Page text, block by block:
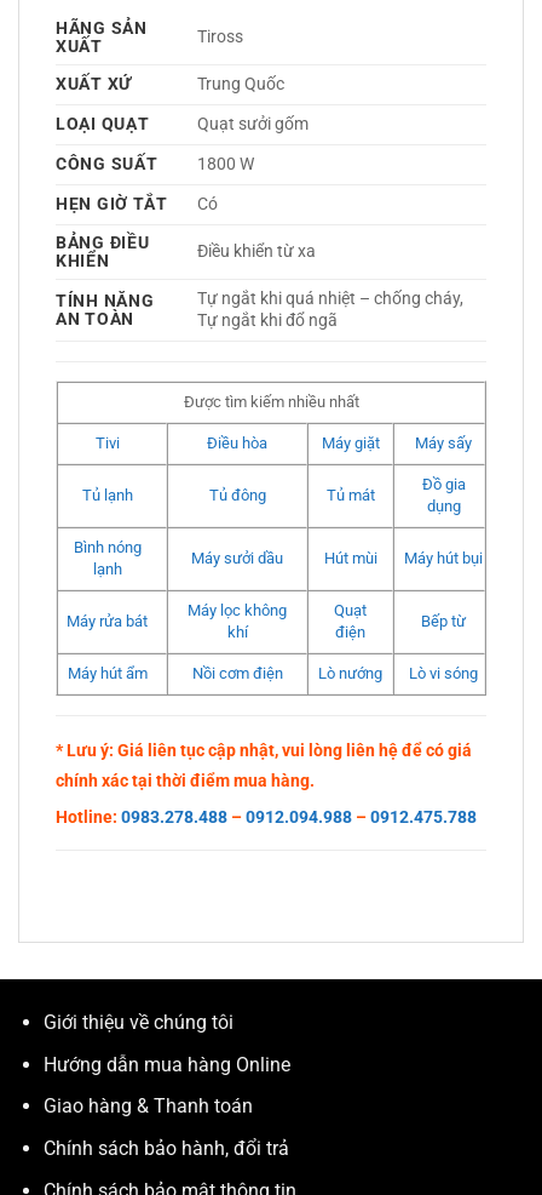
HÃNG SẢN
XUẤT
Tiross
XUẤT XỨ
Trung Quốc
LOẠI QUẠT
Quạt sưởi gốm
CÔNG SUẤT
1800 W
HẸN GIỜ TẮT
Có
BẢNG ĐIỀU
KHIỂN
Điều khiển từ xa
TÍNH NĂNG
AN TOÀN
Tự ngắt khi quá nhiệt – chống cháy,
Tự ngắt khi đổ ngã
Được tìm kiếm nhiều nhất
Tivi Điều hòa Máy giặt Máy sấy
Tủ lạnh Tủ đông Tủ mát
Đồ gia
dụng
Bình nóng
lạnh
Máy sưởi dầu Hút mùi Máy hút bụi
Máy rửa bát
Máy lọc không
khí
Quạt
điện
Bếp từ
Máy hút ẩm Nồi cơm điện Lò nướng Lò vi sóng
* Lưu ý: Giá liên tục cập nhật, vui lòng liên hệ để có giá
chính xác tại thời điểm mua hàng.
Hotline: 0983.278.488 –0912.094.988 –0912.475.788
Giới thiệu về chúng tôi
Hướng dẫn mua hàng Online
Giao hàng & Thanh toán
Chính sách bảo hành, đổi trả
Chính sách bảo mật thông tin